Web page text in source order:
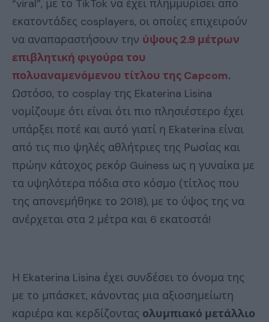
“viral”, με το TikTok να έχει πλημμυρίσει από
εκατοντάδες cosplayers, οι οποίες επιχειρούν
να αναπαραστήσουν την ύψους 2.9 μέτρων
επιβλητική φιγούρα του
πολυαναμενόμενου τίτλου της Capcom.
Ωστόσο, το cosplay της Ekaterina Lisina
νομίζουμε ότι είναι ότι πιο πλησιέστερο έχει
υπάρξει ποτέ και αυτό γιατί η Ekaterina είναι
από τις πιο ψηλές αθλήτριες της Ρωσίας και
πρώην κάτοχος ρεκόρ Guiness ως η γυναίκα με
τα υψηλότερα πόδια στο κόσμο (τίτλος που
της απονεμήθηκε το 2018), με το ύψος της να
ανέρχεται στα 2 μέτρα και 6 εκατοστά!
Η Ekaterina Lisina έχει συνδέσει το όνομα της
με το μπάσκετ, κάνοντας μια αξιοσημείωτη
καριέρα και κερδίζοντας ολυμπιακό μετάλλιο